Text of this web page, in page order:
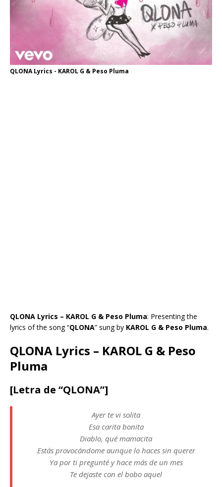
QLONA Lyrics - KAROL G & Peso Pluma
QLONA Lyrics – KAROL G & Peso Pluma: Presenting the
lyrics of the song “QLONA” sung by KAROL G & Peso Pluma.
QLONA Lyrics – KAROL G & Peso
Pluma
[Letra de “QLONA”]
Ayer te vi solita
Esa carita bonita
Diablo, qué mamacita
Estás provocándome aunque lo haces sin querer
Ya por ti pregunté y hace más de un mes
Te dejaste con el bobo aquel